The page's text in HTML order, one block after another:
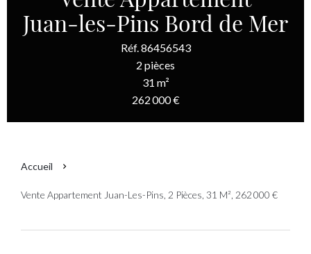
Juan-les-Pins Bord de Mer
Réf. 86456543
2 pièces
31 m²
262 000 €
Accueil
Vente Appartement Juan-Les-Pins, 2 Pièces, 31 M², 262 000 €